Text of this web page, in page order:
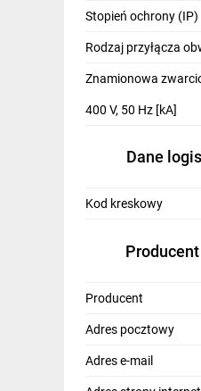
Odzież ochronna i BHP
Inne
Budowa i Remont
Energetyka wiatrowa
Wentylacja i rekuperacja
Stopień ochrony (IP)
Rodzaj przyłącza
Znamionowa
400 V, 50 Hz [kA]
Dane
Kod kreskowy
Producent
Producent
Adres pocztowy
Adres e-mail